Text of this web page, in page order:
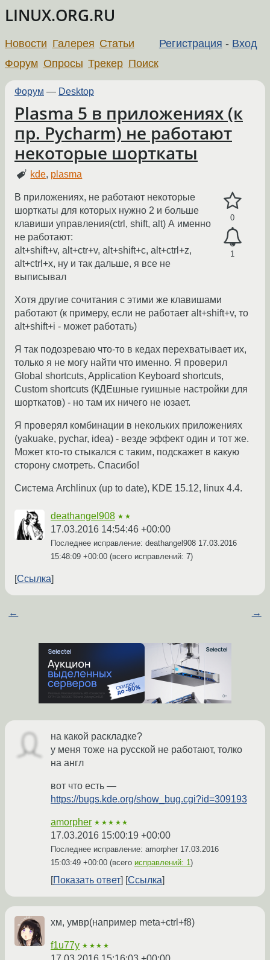
LINUX.ORG.RU
Регистрация - Вход
Новости Галерея Статьи
Форум Опросы Трекер Поиск
Форум — Desktop
Plasma 5 в приложениях (к
пр. Pycharm) не работают
некоторые шорткаты
kde, plasma
0
1
В приложениях, не работают некоторые
шорткаты для которых нужно 2 и больше
клавиши управления(ctrl, shift, alt) А именно
не работают:
alt+shift+v, alt+ctr+v, alt+shift+c, alt+ctrl+z,
alt+ctrl+x, ну и так дальше, я все не
выписывал
Хотя другие сочитания с этими же клавишами
работают (к примеру, если не работает alt+shift+v, то
alt+shift+i - может работать)
Я так подозреваю что-то в кедах перехватывает их,
только я не могу найти что именно. Я проверил
Global shortcuts, Application Keyboard shortcuts,
Custom shortcuts (КДЕшные гуишные настройки для
шорткатов) - но там их ничего не юзает.
Я проверял комбинации в некольких приложениях
(yakuake, pychar, idea) - везде эффект один и тот же.
Может кто-то стыкался с таким, подскажет в какую
сторону смотреть. Спасибо!
Система Archlinux (up to date), KDE 15.12, linux 4.4.
deathangel908 ★★
17.03.2016 14:54:46 +00:00
Последнее исправление: deathangel908 17.03.2016
15:48:09 +00:00 (всего исправлений: 7)
Ссылка
← →
на какой раскладке?
у меня тоже на русской не работают, толко
на англ
вот что есть —
https://bugs.kde.org/show_bug.cgi?id=309193
amorpher ★★★★★
17.03.2016 15:00:19 +00:00
Последнее исправление: amorpher 17.03.2016
15:03:49 +00:00 (всего исправлений: 1)
Показать ответ Ссылка
хм, умвр(например meta+ctrl+f8)
f1u77y ★★★★